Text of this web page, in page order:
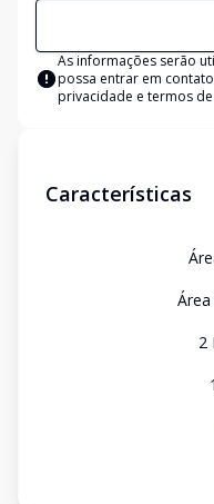
As informações serão
possa entrar em
privacidade e termos
Características
2
1